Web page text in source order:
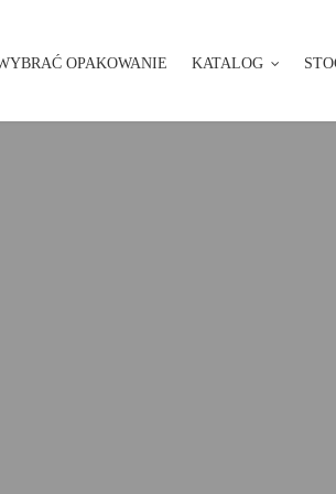
OPAKOWANIE KATALOG
WYBRAĆ OPAKOWANIE KATALOG